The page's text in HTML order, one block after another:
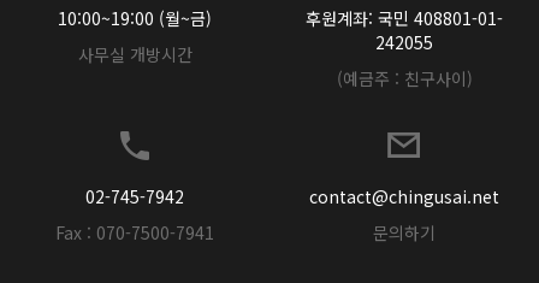
10:00~19:00 (월~금)
사무실 개방시간
후원계좌: 국민 408801-01-
242055
(예금주 : 친구사이)
02-745-7942
Fax : 070-7500-7941
contact@chingusai.net
문의하기